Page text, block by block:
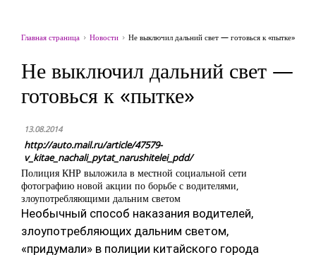
Главная страница Новости Не выключил дальний свет — готовься к «пытке»
Не выключил дальний свет —
готовься к «пытке»
13.08.2014
http://auto.mail.ru/article/47579-
v_kitae_nachali_pytat_narushitelei_pdd/
Полиция КНР выложила в местной социальной сети
фотографию новой акции по борьбе с водителями,
злоупотребляющими дальним светом
Необычный способ наказания водителей,
злоупотребляющих дальним светом,
«придумали» в полиции китайского города